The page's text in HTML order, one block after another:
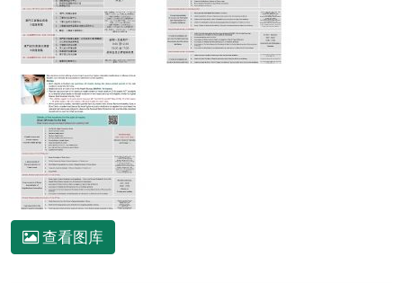
查看图库